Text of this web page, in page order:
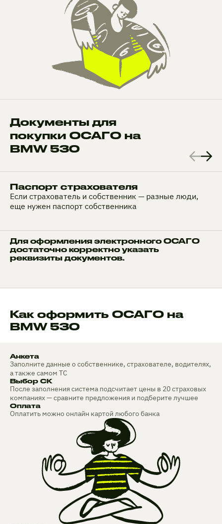
Документы для
покупки ОСАГО на
BMW 530
Паспорт страхователя
Если страхователь и собственник — разные люди,
еще нужен паспорт собственника
Для оформления электронного ОСАГО
достаточно корректно указать
реквизиты документов.
Как оформить ОСАГО на
BMW 530
Анкета
Заполните данные о собственнике, страхователе, водителях,
а также самом ТС
Выбор СК
После заполнения система подсчитает цены в 20 страховых
компаниях — сравните предложения и подберите лучшее
Оплата
Оплатить можно онлайн картой любого банка